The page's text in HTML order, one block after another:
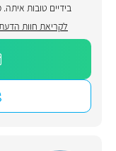
בידיים טובות
לקריאת חוות הדעת